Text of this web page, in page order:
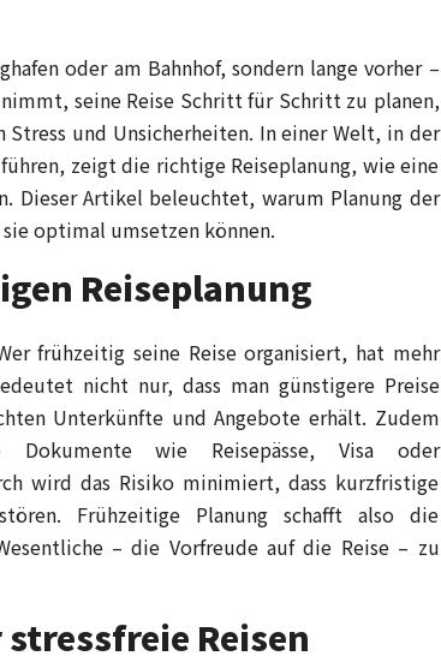
oder am Bahnhof, sondern lange vorher –
seine Reise Schritt für Schritt zu planen,
und Unsicherheiten. In einer Welt, in der
zeigt die richtige Reiseplanung, wie eine
Dieser Artikel beleuchtet, warum Planung der
optimal umsetzen können.
Reiseplanung
frühzeitig seine Reise organisiert, hat mehr
nicht nur, dass man günstigere Preise
Unterkünfte und Angebote erhält. Zudem
wie Reisepässe, Visa oder
wird das Risiko minimiert, dass kurzfristige
Frühzeitige Planung schafft also die
– die Vorfreude auf die Reise – zu
Reisen